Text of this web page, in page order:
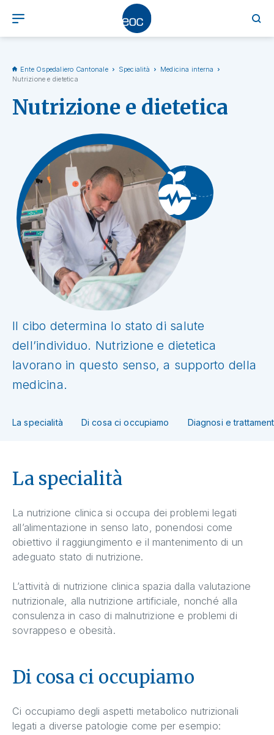
Ente Ospedaliero Cantonale Specialità
Medicina interna
Nutrizione e dietetica
Nutrizione e dietetica
Il cibo determina lo stato di salute
dell’individuo. Nutrizione e dietetica
lavorano in questo senso, a supporto della
medicina.
La specialità Di cosa ci occupiamo Diagnosi e
La specialità
La nutrizione clinica si occupa dei problemi legati
all’alimentazione in senso lato, ponendosi come
obiettivo il raggiungimento e il mantenimento di un
adeguato stato di nutrizione.
L’attività di nutrizione clinica spazia dalla valutazione
nutrizionale, alla nutrizione artificiale, nonché alla
consulenza in caso di malnutrizione e problemi di
sovrappeso e obesità.
Di cosa ci occupiamo
Ci occupiamo degli aspetti metabolico nutrizionali
legati a diverse patologie come per esempio: